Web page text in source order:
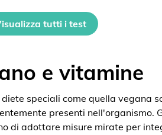
tutti i test
e vitamine
speciali come quella vegana
presenti nell'organismo.
di adottare misure mirate per